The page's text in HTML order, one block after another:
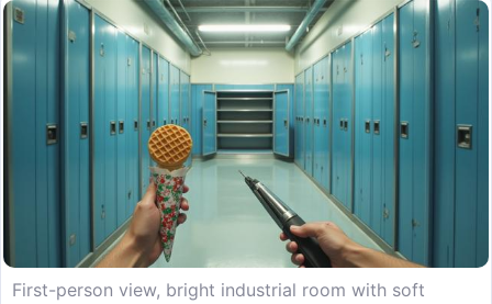
First-person view, bright industrial room with soft